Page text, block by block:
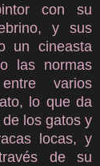
con su
y sus
un cineasta
las normas
varios
lo que da
los gatos y
locas, y
de su